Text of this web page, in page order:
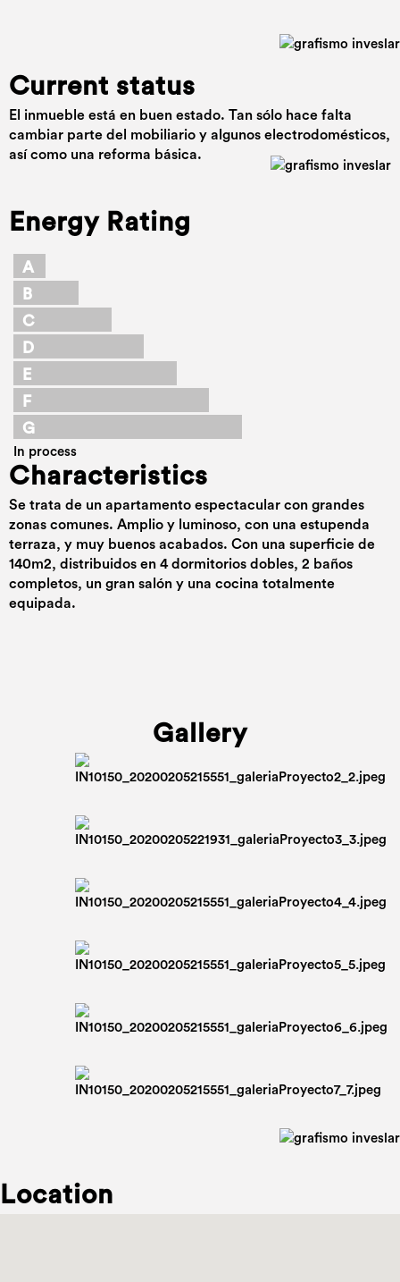
Current status
El inmueble está en buen estado. Tan sólo hace falta
cambiar parte del mobiliario y algunos electrodomésticos,
así como una reforma básica.
Energy Rating
A
B
C
D
E
F
G
In process
Characteristics
Se trata de un apartamento espectacular con grandes
zonas comunes. Amplio y luminoso, con una estupenda
terraza, y muy buenos acabados. Con una superficie de
140m2, distribuidos en 4 dormitorios dobles, 2 baños
completos, un gran salón y una cocina totalmente
equipada.
Gallery
Location